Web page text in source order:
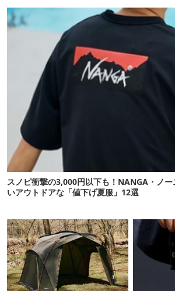
スノピ衝撃の3,000円以下も！NANGA・ノ
いアウトドアな「値下げ夏服」12選